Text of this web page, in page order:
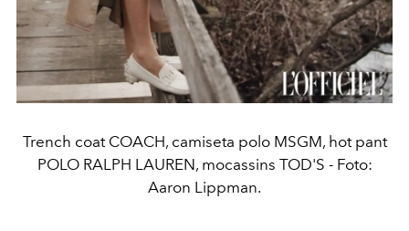
Trench coat COACH, camiseta polo MSGM, hot pant
POLO RALPH LAUREN, mocassins TOD'S - Foto:
Aaron Lippman.